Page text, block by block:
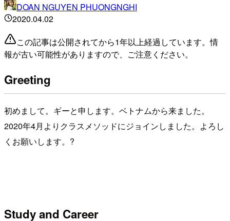
DOAN NGUYEN PHUONGNGHI
2020.04.02
この記事は公開されてから1年以上経過しています。情
報が古い可能性がありますので、ご注意ください。
Greeting
初めまして。ギーと申します。ベトナムから来ました。
2020年4月よりクラスメソッドにジョインしました。よろし
くお願いします。?
Study and Career